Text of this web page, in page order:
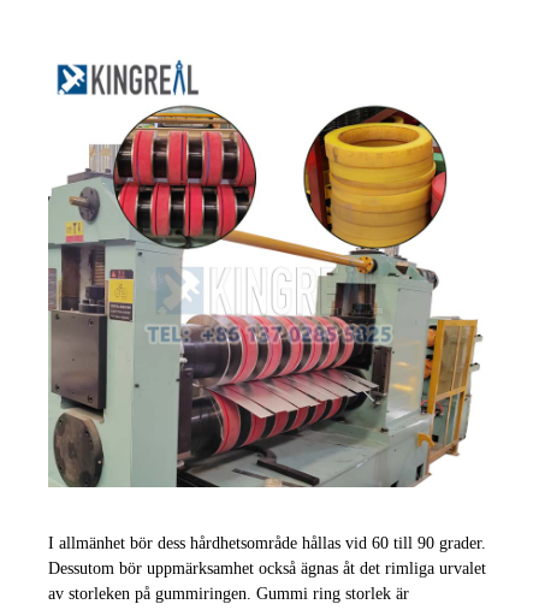
I allmänhet bör dess hårdhetsområde hållas vid 60 till 90 grader.
Dessutom bör uppmärksamhet också ägnas åt det rimliga urvalet
av storleken på gummiringen. Gummi ring storlek är